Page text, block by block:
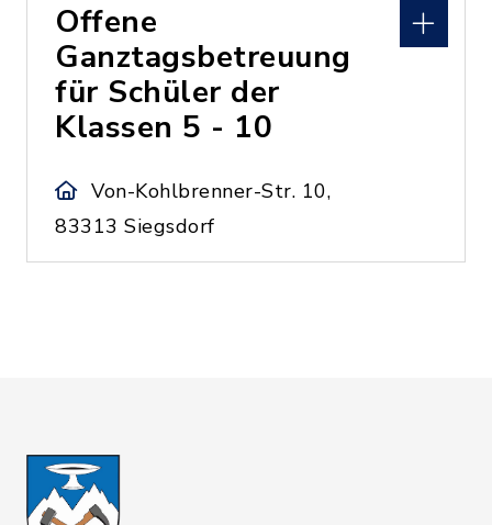
Offene
Ganztagsbetreuung
für Schüler der
Klassen 5 - 10
Von-Kohlbrenner-Str. 10,
83313 Siegsdorf